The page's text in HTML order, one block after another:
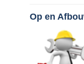
Op en